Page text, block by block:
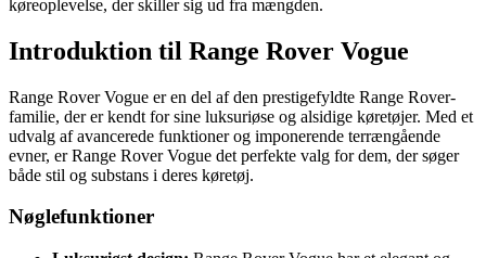
køreoplevelse, der skiller sig ud fra mængden.
Introduktion til Range Rover Vogue
Range Rover Vogue er en del af den prestigefyldte Range Rover-
familie, der er kendt for sine luksuriøse og alsidige køretøjer. Med et
udvalg af avancerede funktioner og imponerende terrængående
evner, er Range Rover Vogue det perfekte valg for dem, der søger
både stil og substans i deres køretøj.
Nøglefunktioner